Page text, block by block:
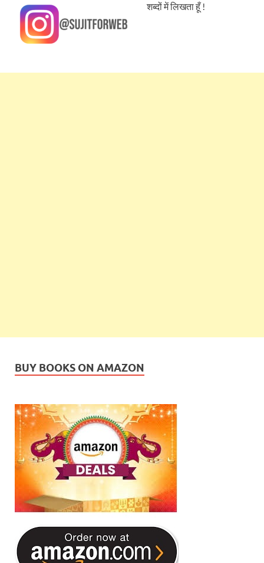
शब्दों में लिखता हूँ !
BUY BOOKS ON AMAZON